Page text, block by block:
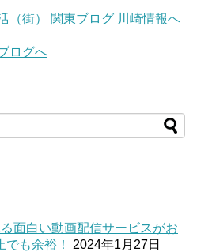
面白い動画配信サービスがお
も余裕！
2024年1月27日